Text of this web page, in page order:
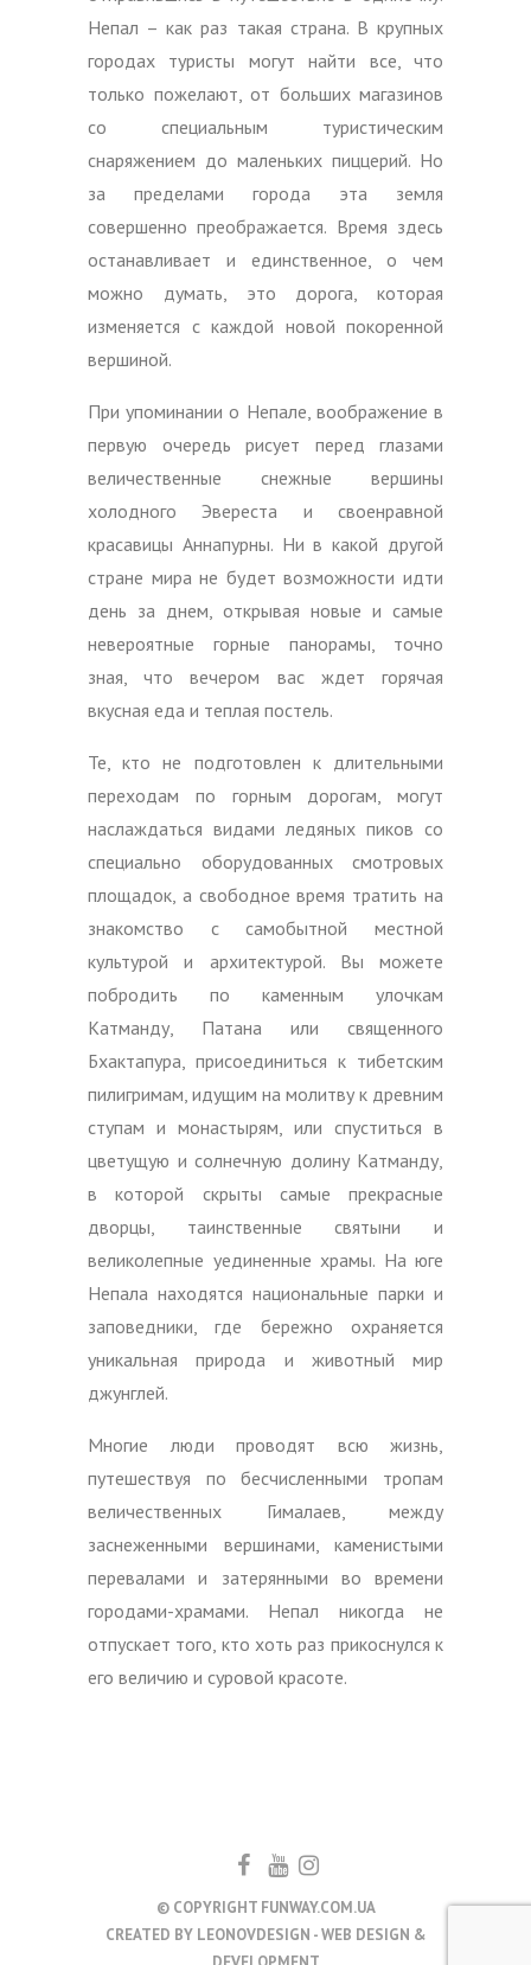
Непал – как раз такая страна. В крупных
городах туристы могут найти все, что
только пожелают, от больших магазинов
со специальным туристическим
снаряжением до маленьких пиццерий. Но
за пределами города эта земля
совершенно преображается. Время здесь
останавливает и единственное, о чем
можно думать, это дорога, которая
изменяется с каждой новой покоренной
вершиной.
При упоминании о Непале, воображение в
первую очередь рисует перед глазами
величественные снежные вершины
холодного Эвереста и своенравной
красавицы Аннапурны. Ни в какой другой
стране мира не будет возможности идти
день за днем, открывая новые и самые
невероятные горные панорамы, точно
зная, что вечером вас ждет горячая
вкусная еда и теплая постель.
Те, кто не подготовлен к длительными
переходам по горным дорогам, могут
наслаждаться видами ледяных пиков со
специально оборудованных смотровых
площадок, а свободное время тратить на
знакомство с самобытной местной
культурой и архитектурой. Вы можете
побродить по каменным улочкам
Катманду, Патана или священного
Бхактапура, присоединиться к тибетским
пилигримам, идущим на молитву к древним
ступам и монастырям, или спуститься в
цветущую и солнечную долину Катманду,
в которой скрыты самые прекрасные
дворцы, таинственные святыни и
великолепные уединенные храмы. На юге
Непала находятся национальные парки и
заповедники, где бережно охраняется
уникальная природа и животный мир
джунглей.
Многие люди проводят всю жизнь,
путешествуя по бесчисленными тропам
величественных Гималаев, между
заснеженными вершинами, каменистыми
перевалами и затерянными во времени
городами-храмами. Непал никогда не
отпускает того, кто хоть раз прикоснулся к
его величию и суровой красоте.
© COPYRIGHT FUNWAY.COM.UA
CREATED BY LEONOVDESIGN - WEB DESIGN &